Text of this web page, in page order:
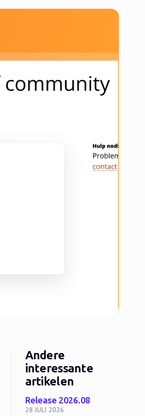
Andere
interessante
artikelen
28 JULI 2026
Release 2026.08